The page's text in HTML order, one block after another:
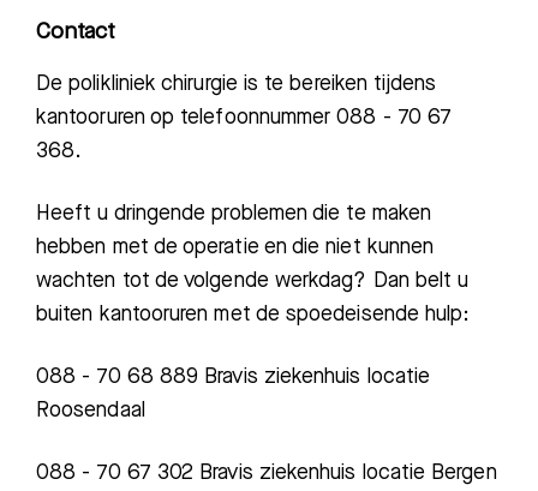
Contact
De polikliniek chirurgie is te bereiken tijdens
kantooruren op telefoonnummer 088 - 70 67
368.
Heeft u dringende problemen die te maken
hebben met de operatie en die niet kunnen
wachten tot de volgende werkdag? Dan belt u
buiten kantooruren met de spoedeisende hulp:
088 - 70 68 889 Bravis ziekenhuis locatie
Roosendaal
088 - 70 67 302 Bravis ziekenhuis locatie Bergen